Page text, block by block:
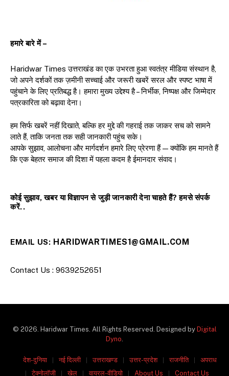
हमारे बारे में –
Haridwar Times उत्तराखंड का एक उभरता हुआ स्वतंत्र मीडिया संस्थान है,
जो अपने दर्शकों तक ज़मीनी सच्चाई और जरूरी खबरें सरल और स्पष्ट भाषा में
पहुंचाने के लिए प्रतिबद्ध है। हमारा मुख्य उद्देश्य है – निर्भीक, निष्पक्ष और जिम्मेदार
पत्रकारिता को बढ़ावा देना।
हम सिर्फ खबरें नहीं दिखाते, बल्कि हर मुद्दे की गहराई तक जाकर सच को सामने
लाते हैं, ताकि जनता तक सही जानकारी पहुंच सके।
आपके सुझाव, आलोचना और मार्गदर्शन हमारे लिए प्रेरणा हैं — क्योंकि हम मानते हैं
कि एक बेहतर समाज की दिशा में पहला कदम है ईमानदार संवाद।
कोई सुझाव, खबर या विज्ञापन से जुड़ी जानकारी देना चाहते हैं? हमसे संपर्क
करें..
EMAIL US: HARIDWARTIMES1@GMAIL.COM
Contact Us : 9639252651
© 2026. Haridwar Times. All Rights Reserved. Designed by Digital
Dyno
देश-दुनिया नई दिल्ली उत्तराखण्ड उत्तर-प्रदेश राजनीति
अपराध
टेक्नोलॉजी
खेल वायरल-वीडियो About Us Contact Us